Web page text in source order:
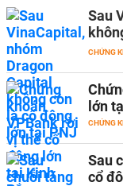
Sau
CHỨNG
lớn
CHỨNG
Sau
cổ